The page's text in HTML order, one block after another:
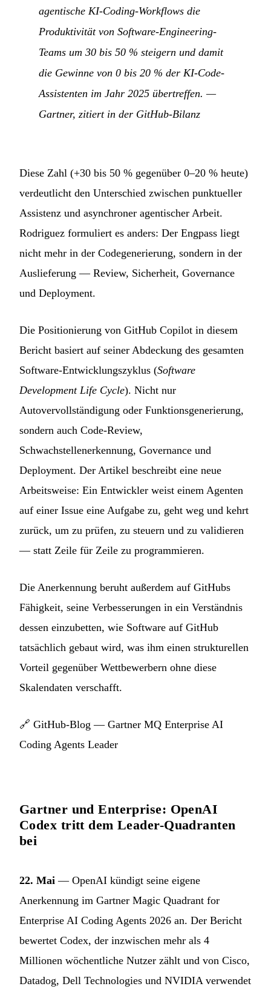
agentische KI-Coding-Workflows die
Produktivität von Software-Engineering-
Teams um 30 bis 50 % steigern und damit
die Gewinne von 0 bis 20 % der KI-Code-
Assistenten im Jahr 2025 übertreffen. —
Gartner, zitiert in der GitHub-Bilanz
Diese Zahl (+30 bis 50 % gegenüber 0–20 % heute)
verdeutlicht den Unterschied zwischen punktueller
Assistenz und asynchroner agentischer Arbeit.
Rodriguez formuliert es anders: Der Engpass liegt
nicht mehr in der Codegenerierung, sondern in der
Auslieferung — Review, Sicherheit, Governance
und Deployment.
Die Positionierung von GitHub Copilot in diesem
Bericht basiert auf seiner Abdeckung des gesamten
Software-Entwicklungszyklus (Software
Development Life Cycle). Nicht nur
Autovervollständigung oder Funktionsgenerierung,
sondern auch Code-Review,
Schwachstellenerkennung, Governance und
Deployment. Der Artikel beschreibt eine neue
Arbeitsweise: Ein Entwickler weist einem Agenten
auf einer Issue eine Aufgabe zu, geht weg und kehrt
zurück, um zu prüfen, zu steuern und zu validieren
— statt Zeile für Zeile zu programmieren.
Die Anerkennung beruht außerdem auf GitHubs
Fähigkeit, seine Verbesserungen in ein Verständnis
dessen einzubetten, wie Software auf GitHub
tatsächlich gebaut wird, was ihm einen strukturellen
Vorteil gegenüber Wettbewerbern ohne diese
Skalendaten verschafft.
🔗 GitHub-Blog — Gartner MQ Enterprise AI
Coding Agents Leader
Gartner und Enterprise: OpenAI
Codex tritt dem Leader-Quadranten
bei
22. Mai — OpenAI kündigt seine eigene
Anerkennung im Gartner Magic Quadrant for
Enterprise AI Coding Agents 2026 an. Der Bericht
bewertet Codex, der inzwischen mehr als 4
Millionen wöchentliche Nutzer zählt und von Cisco,
Datadog, Dell Technologies und NVIDIA verwendet